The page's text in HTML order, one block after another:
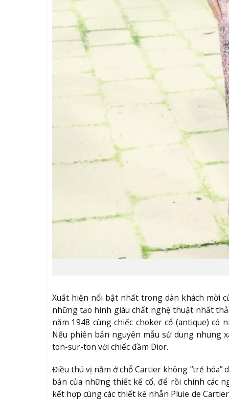
Xuất hiện nổi bật nhất trong dàn khách mời
những tạo hình giàu chất nghệ thuật nhất
năm 1948 cùng chiếc choker cổ (antique)
Nếu phiên bản nguyên mẫu sử dung nhung
ton-sur-ton với chiếc đầm Dior.
Điều thú vị nằm ở chỗ Cartier không “trẻ
bản của những thiết kế cổ, để rồi chính các
kết hợp cùng các thiết kế nhẫn Pluie de